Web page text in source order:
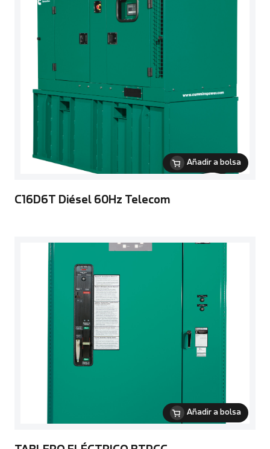
Añadir a bolsa
C16D6T Diésel 60Hz Telecom
Añadir a bolsa